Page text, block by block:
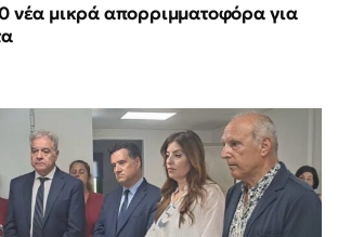
νέα μικρά απορριμματοφόρα για